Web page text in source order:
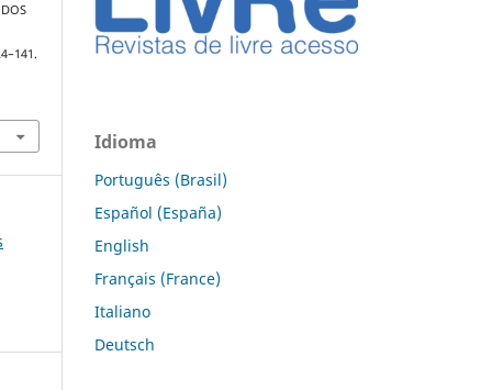
Idioma
Português (Brasil)
Español (España)
English
Français (France)
Italiano
Deutsch